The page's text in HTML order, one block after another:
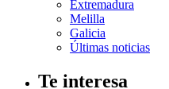
Extremadura
Melilla
Galicia
Últimas noticias
Te interesa